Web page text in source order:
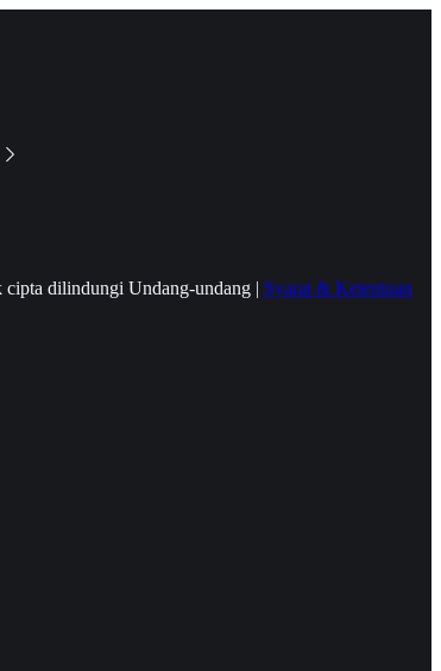
cipta dilindungi Undang-undang | Syarat & Ketentuan